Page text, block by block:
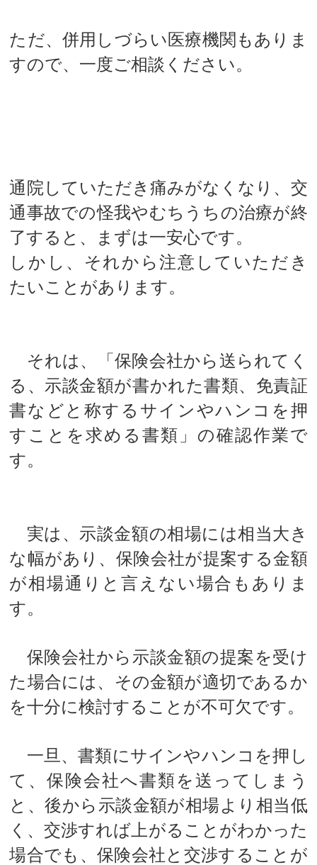
ただ、併用しづらい医療機関もありま
すので、一度ご相談ください。
通院していただき痛みがなくなり、交
通事故での怪我やむちうちの治療が終
了すると、まずは一安心です。
しかし、それから注意していただき
たいことがあります。
それは、「保険会社から送られてく
る、示談金額が書かれた書類、免責証
書などと称するサインやハンコを押
すことを求める書類」の確認作業で
す。
実は、示談金額の相場には相当大き
な幅があり、保険会社が提案する金額
が相場通りと言えない場合もありま
す。
保険会社から示談金額の提案を受け
た場合には、その金額が適切であるか
を十分に検討することが不可欠です。
一旦、書類にサインやハンコを押し
て、保険会社へ書類を送ってしまう
と、後から示談金額が相場より相当低
く、交渉すれば上がることがわかった
場合でも、保険会社と交渉することが